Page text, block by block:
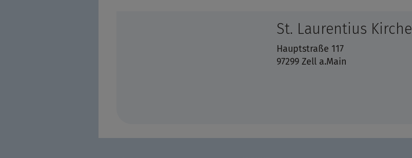
St. Laurentius Kirche
Hauptstraße 117
97299 Zell a.Main